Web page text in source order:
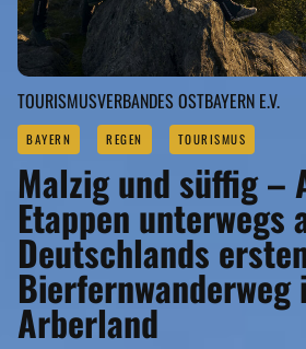
TOURISMUSVERBANDES OSTBAYERN E.V.
BAYERN REGEN TOURISMUS
Malzig und süffig –
Etappen unterwegs
Deutschlands
Bierfernwanderweg
Arberland